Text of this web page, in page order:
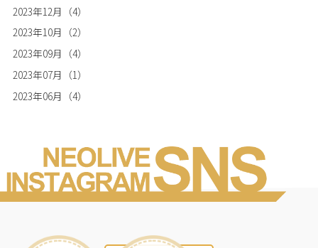
2023年12月 （4）
2023年10月 （2）
2023年09月 （4）
2023年07月 （1）
2023年06月 （4）